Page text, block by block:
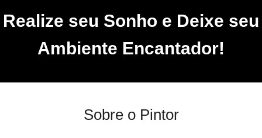
Realize seu Sonho e Deixe seu
Ambiente Encantador!
Sobre o Pintor